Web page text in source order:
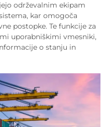
održevalnim ekipam
kar omogoča
postopke. Te funkcije za
uporabniškimi vmesniki,
o stanju in